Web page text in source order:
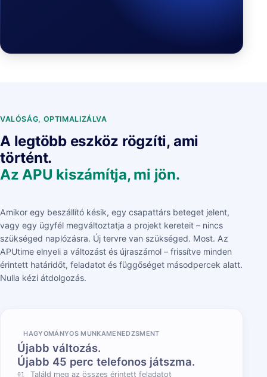
VALÓSÁG, OPTIMALIZÁLVA
A legtöbb eszköz rögzíti, ami
történt.
Az APU kiszámítja, mi jön.
Amikor egy beszállító késik, egy csapattárs beteget jelent,
vagy egy ügyfél megváltoztatja a projekt kereteit – nincs
szükséged naplózásra. Új tervre van szükséged. Most. Az
APUtime elnyeli a változást és újraszámol – frissítve minden
érintett határidőt, feladatot és függőséget másodpercek alatt.
Nulla kézi átdolgozás.
HAGYOMÁNYOS MUNKAMENEDZSMENT
Újabb változás.
Újabb 45 perc telefonos játszma.
01 Találd meg az összes érintett feladatot